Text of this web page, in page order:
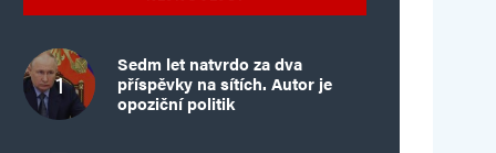
Sedm let natvrdo za dva
příspěvky na sítích. Autor je
opoziční politik